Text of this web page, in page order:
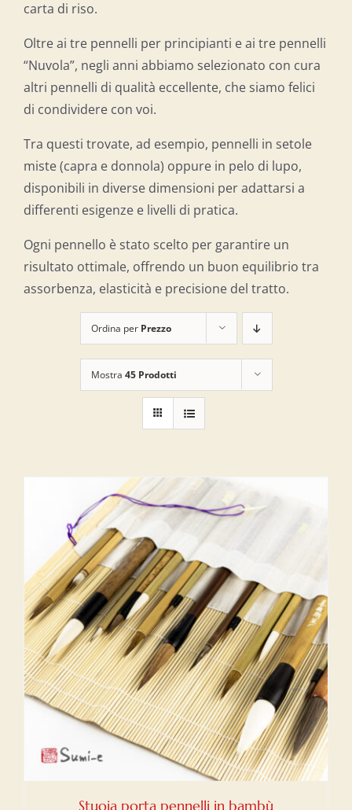
carta di riso.
Oltre ai tre pennelli per principianti e ai tre pennelli
“Nuvola”, negli anni abbiamo selezionato con cura
altri pennelli di qualità eccellente, che siamo felici
di condividere con voi.
Tra questi trovate, ad esempio, pennelli in setole
miste (capra e donnola) oppure in pelo di lupo,
disponibili in diverse dimensioni per adattarsi a
differenti esigenze e livelli di pratica.
Ogni pennello è stato scelto per garantire un
risultato ottimale, offrendo un buon equilibrio tra
assorbenza, elasticità e precisione del tratto.
Ordina per Prezzo
Mostra 45 Prodotti
Stuoia porta pennelli in bambù